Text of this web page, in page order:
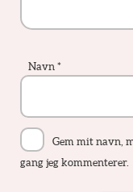
Navn *
Gem mit navn,
gang jeg kommenterer.